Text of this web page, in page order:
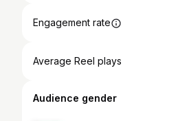
Engagement rate
Average Reel plays
Audience gender